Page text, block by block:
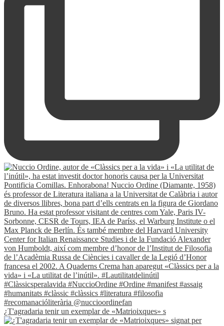
¿T'agradaria tenir un exemplar de «Matrioixques» s